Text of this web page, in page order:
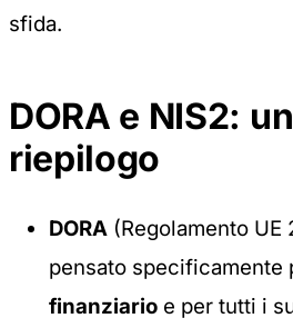
sfida.
DORA e NIS2:
riepilogo
DORA (Regolamento
pensato specificamente
finanziario e per tutti i